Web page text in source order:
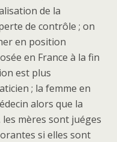
de la
de contrôle ; on
en position
en France à la fin
est plus
; la femme en
alors que la
mères sont juéges
si elles sont